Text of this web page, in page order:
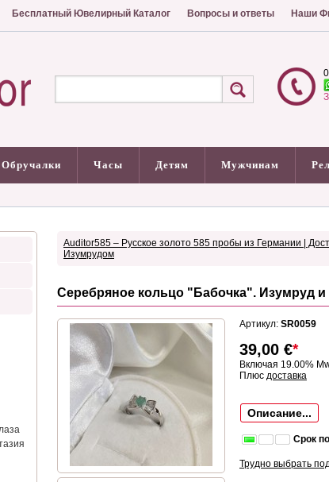
Бесплатный Ювелирный Каталог Вопросы и ответы Наши
Обручалки Часы Детям Мужчинам
Auditor585 – Русское золото 585 пробы из Германии |
Изумрудом
Серебряное кольцо "Бабочка". Изумруд
Артикул: SR0059
39,00 €*
Включая 19.00%
Плюс доставка
Описание...
Срок
Трудно выбрать